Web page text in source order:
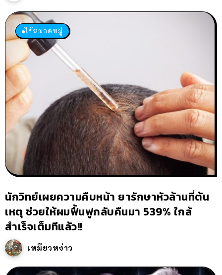
ไร้หมวดหมู่
นักวิทย์เผยความคืบหน้า ยารักษาหัวล้านที่ต้น
เหตุ ช่วยให้ผมฟื้นฟูกลับคืนมา 539% ใกล้
สำเร็จเต็มทีแล้ว!!
เหมียวหง่าว